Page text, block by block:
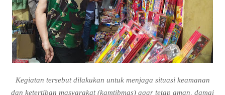
Kegiatan tersebut dilakukan untuk menjaga situasi keamanan
dan ketertiban masyarakat (kamtibmas) agar tetap aman, damai